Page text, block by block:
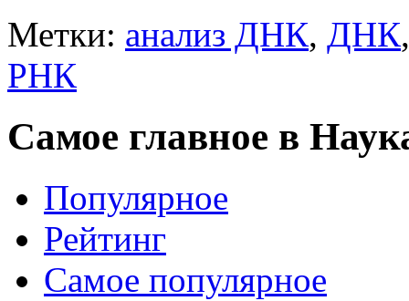
Метки: анализ ДНК, ДНК
РНК
Самое главное в
Популярное
Рейтинг
Самое популярное